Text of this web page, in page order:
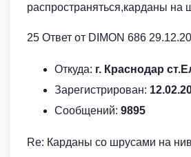
распространяться,карданы на
25 Ответ от DIMON 686
Откуда: г. Краснодар
Зарегистрирован:
Сообщений: 9895
Re: Карданы со шрусами на